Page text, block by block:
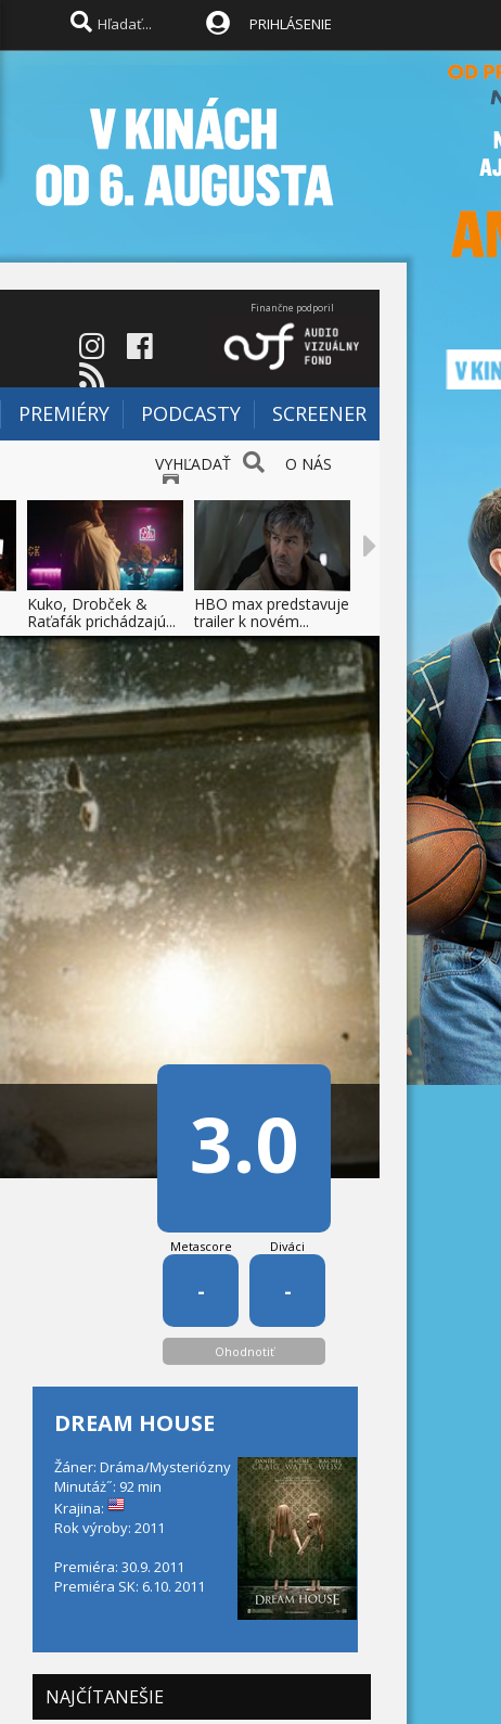
PRIHLÁSENIE
Finančne podporil
PREMIÉRY PODCASTY SCREENER
VYHĽADAŤ O NÁS
Kuko, Drobček &
Raťafák prichádzajú...
HBO max predstavuje
trailer k novém...
3.0
Metascore
-
Diváci
-
Ohodnotiť
DREAM HOUSE
Žáner: Dráma/Mysteriózny
Minutáż˝: 92 min
Krajina:
Rok výroby: 2011
Premiéra: 30.9. 2011
Premiéra SK: 6.10. 2011
NAJČÍTANEŠIE